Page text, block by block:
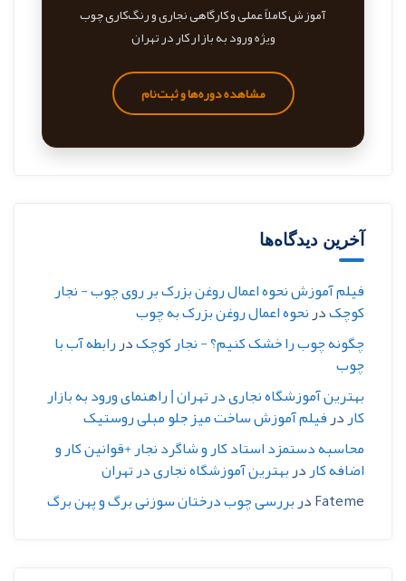
آموزش کاملاً عملی و کارگاهی نجاری و رنگ‌کاری چوب
ویژه ورود به بازار کار در تهران
مشاهده دوره‌ها و ثبت‌نام
آخرین دیدگاه‌ها
فیلم آموزش نحوه اعمال روغن بزرک بر روی چوب - نجار
کوچکدرنحوه اعمال روغن بزرک به چوب
چگونه چوب را خشک کنیم؟ - نجار کوچکدررابطه آب با
چوب
بهترین آموزشگاه نجاری در تهران | راهنمای ورود به بازار
کاردرفیلم آموزش ساخت میز جلو مبلی روستیک
محاسبه دستمزد استاد کار و شاگرد نجار +قوانین کار و
اضافه کاردربهترین آموزشگاه نجاری در تهران
Fatemeدربررسی چوب درختان سوزنی برگ و پهن برگ